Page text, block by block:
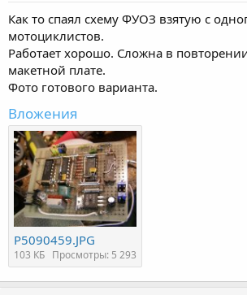
Как то спаял схему ФУОЗ взятую с
мотоциклистов.
Работает хорошо. Сложна в
макетной плате.
Фото готового варианта.
Вложения
P5090459.JPG
103 КБ Просмотры: 5 293